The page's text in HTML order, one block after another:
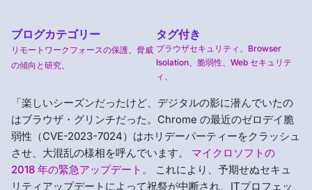
ブログカテゴリー
リモートワークフォースの保護
脅威
の傾向と研究
タグ付き
ブラウザセキュリティ
Browser
Isolation
脆弱性
Web セキュリテ
ィ
「楽しいシーズンだったけど、デジタルの影に潜んでいたの
はブラウザ・グリンチだった。Chrome の最近のゼロデイ脆
弱性（CVE-2023-7024）はホリデーパーティーをクラッシュ
させ、大混乱の様相を呼んでいます。 マイクロソフトの
2018 年の緊急アップデート。
これにより、予期せぬセキュ
リティアップデートによって祝祭が中断され、ITプロフェッ